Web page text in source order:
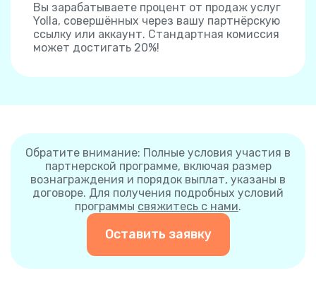
Вы зарабатываете процент от продаж услуг
Yolla, совершённых через вашу партнёрскую
ссылку или аккаунт. Стандартная комиссия
может достигать 20%!
Оставить заявку
Обратите внимание: Полные условия участия в
партнерской программе, включая размер
вознаграждения и порядок выплат, указаны в
договоре. Для получения подробных условий
программы свяжитесь с нами.